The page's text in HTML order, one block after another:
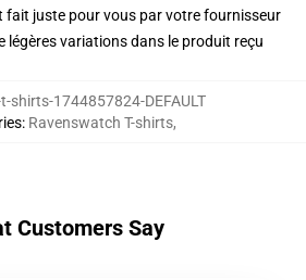
fait juste pour vous par votre fournisseur
légères variations dans le produit reçu
shirts-1744857824-DEFAULT
: Ravenswatch T-shirts,
Customers Say